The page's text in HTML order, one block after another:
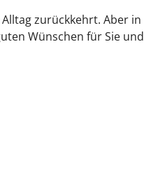
zurückkehrt. Aber in
Wünschen für Sie und